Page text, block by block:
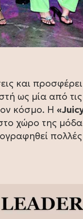
και
ως μία από
κόσμο. Η
χώρο της